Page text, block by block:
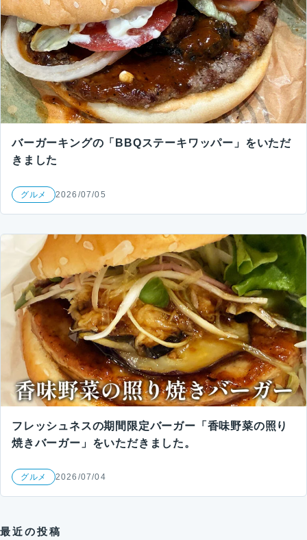
バーガーキングの「BBQステーキワッパー」をいただ
きました
グルメ 2026/07/05
フレッシュネスの期間限定バーガー「香味野菜の照り
焼きバーガー」をいただきました。
グルメ 2026/07/04
最近の投稿